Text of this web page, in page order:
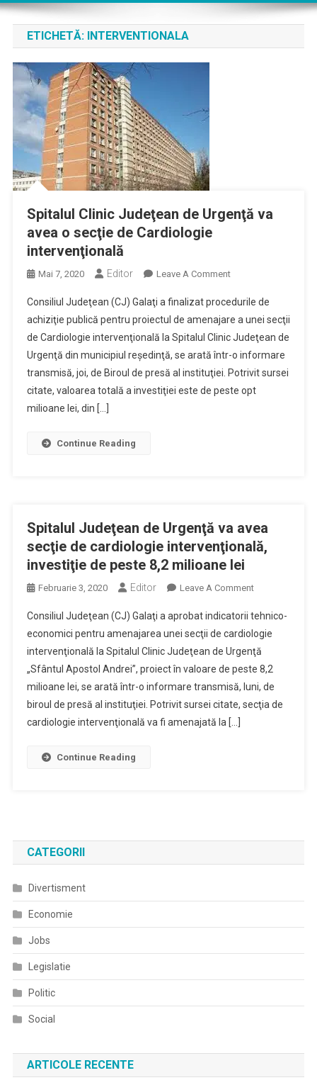
ETICHETĂ: INTERVENTIONALA
Spitalul Clinic Judeţean de Urgenţă va
avea o secţie de Cardiologie
intervenţională
Mai 7, 2020 Editor Leave A CommentOn
Clinic
Judeţean
De
Urgenţă
Va
Avea
Consiliul Judeţean (CJ) Galaţi a finalizat procedurile de
achiziţie publică pentru proiectul de amenajare a unei secţii
de Cardiologie intervenţională la Spitalul Clinic Judeţean de
Urgenţă din municipiul reşedinţă, se arată într-o informare
transmisă, joi, de Biroul de presă al instituţiei. Potrivit sursei
citate, valoarea totală a investiţiei este de peste opt
milioane lei, din […]
Continue Reading
Spitalul Judeţean de Urgenţă va avea
secţie de cardiologie intervenţională,
investiţie de peste 8,2 milioane lei
Februarie 3, 2020 Editor Leave A CommentOn
Judeţean
De
Urgenţă
Va
Avea
Secţie
Consiliul Judeţean (CJ) Galaţi a aprobat indicatorii tehnico-
economici pentru amenajarea unei secţii de cardiologie
intervenţională la Spitalul Clinic Judeţean de Urgenţă
„Sfântul Apostol Andrei”, proiect în valoare de peste 8,2
milioane lei, se arată într-o informare transmisă, luni, de
biroul de presă al instituţiei. Potrivit sursei citate, secţia de
cardiologie intervenţională va fi amenajată la […]
Continue Reading
CATEGORII
Divertisment
Economie
Jobs
Legislatie
Politic
Social
ARTICOLE RECENTE